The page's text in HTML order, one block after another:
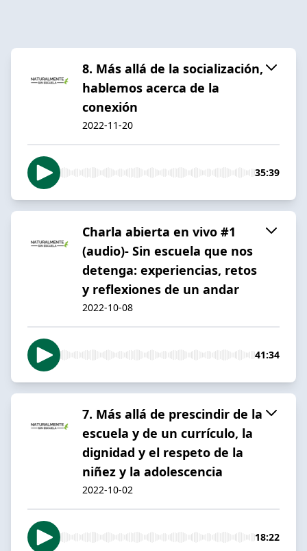
8. Más allá de la socialización,
hablemos acerca de la
conexión
2022-11-20
35:39
Charla abierta en vivo #1
(audio)- Sin escuela que nos
detenga: experiencias, retos
y reflexiones de un andar
2022-10-08
41:34
7. Más allá de prescindir de la
escuela y de un currículo, la
dignidad y el respeto de la
niñez y la adolescencia
2022-10-02
18:22